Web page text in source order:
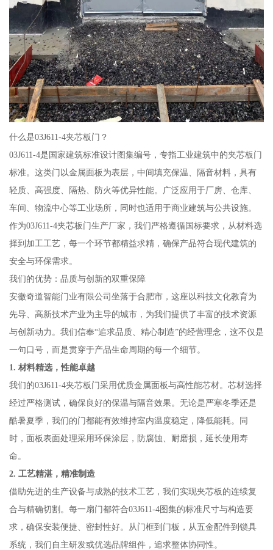
什么是03J611-4夹芯板门？
03J611-4是国家建筑标准设计图集编号，专指工业建筑中的夹芯板门
标准。这类门以金属面板为表层，中间填充保温、隔音材料，具有
轻质、高强度、隔热、防火等优异性能。广泛应用于厂房、仓库、
车间、物流中心等工业场所，同时也适用于商业建筑与公共设施。
作为03J611-4夹芯板门生产厂家，我们严格遵循国标要求，从材料选
择到加工工艺，每一个环节都精益求精，确保产品符合现代建筑的
安全与环保需求。
我们的优势：品质与创新的双重保障
安徽奇道智能门业有限公司坐落于合肥市，这座以科技文化教育为
先导、高新技术产业为主导的城市，为我们提供了丰富的技术资源
与创新动力。我们信奉“追求品质、精心制造”的经营理念，这不仅是
一句口号，而是贯穿于产品生命周期的每一个细节。
1. 材料精选，性能卓越
我们的03J611-4夹芯板门采用优质金属面板与高性能芯材。芯材选择
经过严格测试，确保良好的保温与隔音效果。无论是严寒冬季还是
酷暑夏季，我们的门都能有效维持室内温度稳定，降低能耗。同
时，面板表面处理采用环保涂层，防腐蚀、耐磨损，延长使用寿
命。
2. 工艺精湛，精准制造
借助先进的生产设备与成熟的技术工艺，我们实现夹芯板的连续复
合与精确切割。每一扇门都符合03J611-4图集的标准尺寸与构造要
求，确保安装便捷、密封性好。从门框到门板，从五金配件到锁具
系统，我们自主研发或优选品牌组件，追求整体协同性。